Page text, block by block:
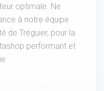
optimale. Ne
à notre équipe
de Tréguier, pour la
performant et